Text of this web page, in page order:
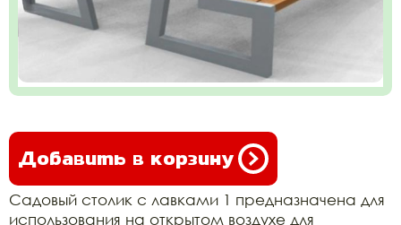
Добавить в корзину
Садовый столик с лавками 1 предназначена для
использования на открытом воздухе для